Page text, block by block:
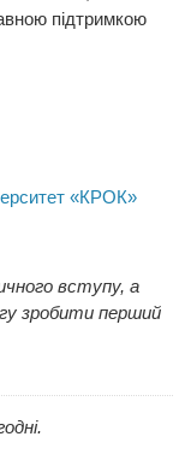
підтримкою
«КРОК»
вступу, а
зробити перший